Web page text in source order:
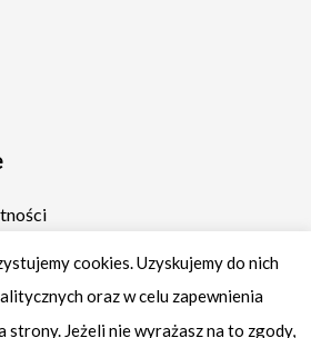
cookies. Uzyskujemy do nich
oraz w celu zapewnienia
strony. Jeżeli nie wyrażasz na to zgody,